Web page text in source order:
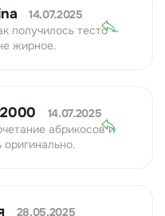
14.07.2025
получилось тесто —
жирное.
14.07.2025
абрикосов и
28.05.2025